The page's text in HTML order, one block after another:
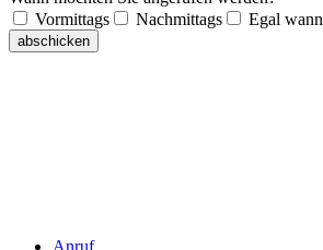
Vormittags
Nachmittags Egal wann
abschicken
Anruf